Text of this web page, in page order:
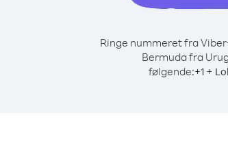
Ringe nummeret fra
Bermuda fra
følgende:+1 +